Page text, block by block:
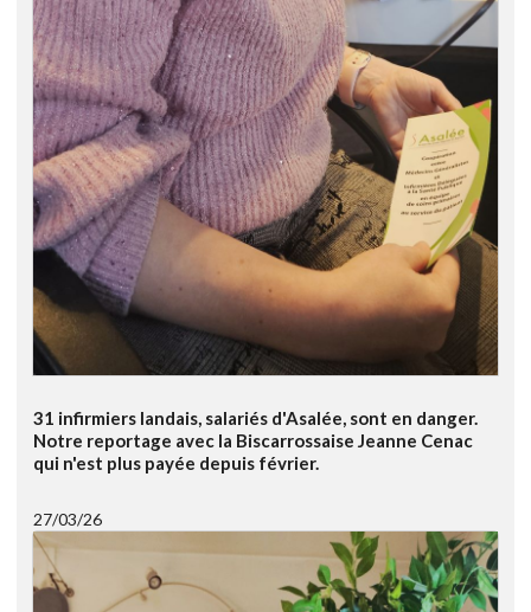
31 infirmiers landais, salariés d'Asalée, sont en danger.
Notre reportage avec la Biscarrossaise Jeanne Cenac
qui n'est plus payée depuis février.
27/03/26